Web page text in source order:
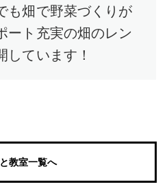
も畑で野菜づくりが
ート充実の畑のレン
しています！
教室一覧へ